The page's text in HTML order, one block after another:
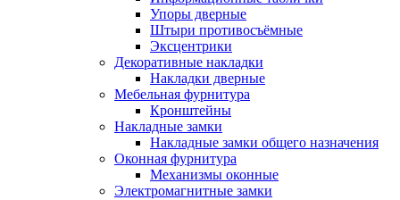
Упоры дверные
Штыри противосъёмные
Эксцентрики
Декоративные накладки
Накладки дверные
Мебельная фурнитура
Кронштейны
Накладные замки
Накладные замки общего назначения
Оконная фурнитура
Механизмы оконные
Электромагнитные замки